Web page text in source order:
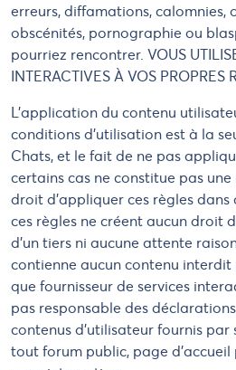
erreurs, diffamations, calomnies,
obscénités, pornographie ou
pourriez rencontrer. VOUS
INTERACTIVES À VOS PROPRES
L'application du contenu
conditions d'utilisation est à la
Chats, et le fait de ne pas
certains cas ne constitue pas
droit d'appliquer ces règles dans
ces règles ne créent aucun droit
d'un tiers ni aucune attente
contienne aucun contenu interdit
que fournisseur de services
pas responsable des
contenus d'utilisateur fournis par
tout forum public, page d'accueil